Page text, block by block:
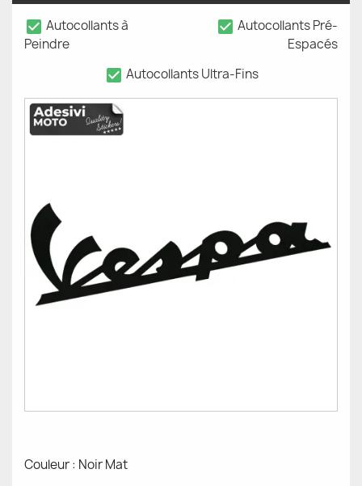
check_box Autocollants à
Peindre
check_box Autocollants Pré-
Espacés
check_box Autocollants Ultra-Fins
Couleur : Noir Mat